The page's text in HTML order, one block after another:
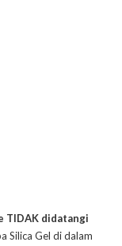
TIDAK didatangi
Silica Gel di dalam